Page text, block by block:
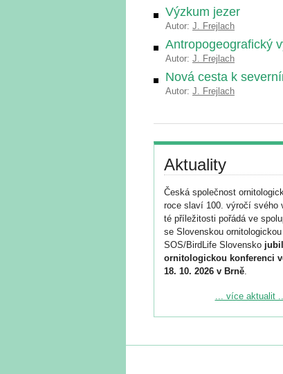
Výzkum jezer
Autor: J. Frejlach
Antropogeografický
Autor: J. Frejlach
Nová cesta k
Autor: J. Frejlach
Aktuality
Česká společnost
roce slaví 100. výročí svého
té příležitosti pořádá ve
se Slovenskou
SOS/BirdLife Slovensko
ornitologickou konferenci
18. 10. 2026 v Brně.
Podrobnější informace ke
Registrovat se můžete do 6.
... více aktualit